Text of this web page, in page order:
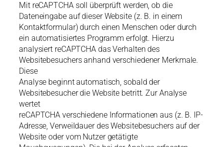
Mit reCAPTCHA soll überprüft werden, ob die
Dateneingabe auf dieser Website (z. B. in einem
Kontaktformular) durch einen Menschen oder durch
ein automatisiertes Programm erfolgt. Hierzu
analysiert reCAPTCHA das Verhalten des
Websitebesuchers anhand verschiedener Merkmale.
Diese
Analyse beginnt automatisch, sobald der
Websitebesucher die Website betritt. Zur Analyse
wertet
reCAPTCHA verschiedene Informationen aus (z. B. IP-
Adresse, Verweildauer des Websitebesuchers auf der
Website oder vom Nutzer getätigte